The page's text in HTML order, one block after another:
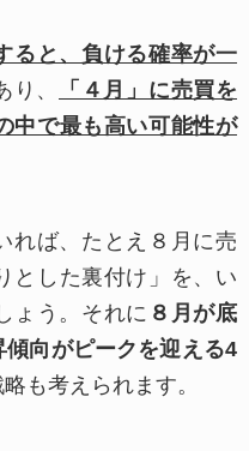
の目的でクッキーを
報を統計的に処理し
ありますが、個々の
みません。
ると、負ける確率が一
り、
「４月」に売買を
中で最も高い可能性が
れば、たとえ８月に売
とした裏付け」を、い
ょう。それに ８月が底
向がピークを迎える4
も考えられます。